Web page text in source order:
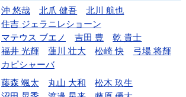
沖 悠哉 北爪 健吾
北川 航也
住吉 ジェラニレショーン
マテウス ブエノ
吉田 豊
乾 貴士
福井 光輝
蓮川 壮大 松崎 快
弓場 将輝
カピシャーバ
藤森 颯太 丸山 大和
松木 玖生